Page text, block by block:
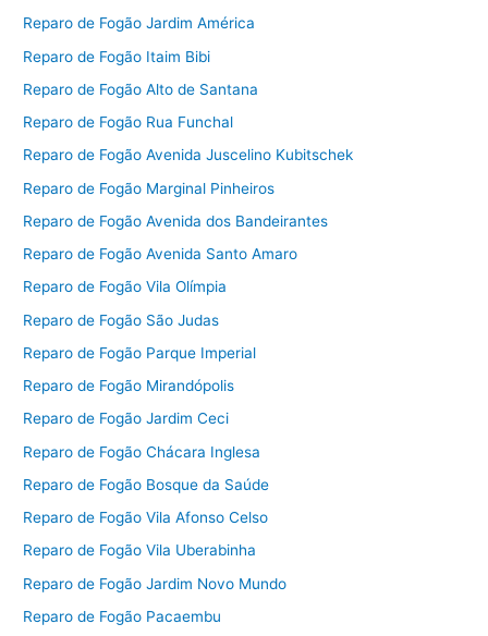
Reparo de Fogão Jardim América
Reparo de Fogão Itaim Bibi
Reparo de Fogão Alto de Santana
Reparo de Fogão Rua Funchal
Reparo de Fogão Avenida Juscelino Kubitschek
Reparo de Fogão Marginal Pinheiros
Reparo de Fogão Avenida dos Bandeirantes
Reparo de Fogão Avenida Santo Amaro
Reparo de Fogão Vila Olímpia
Reparo de Fogão São Judas
Reparo de Fogão Parque Imperial
Reparo de Fogão Mirandópolis
Reparo de Fogão Jardim Ceci
Reparo de Fogão Chácara Inglesa
Reparo de Fogão Bosque da Saúde
Reparo de Fogão Vila Afonso Celso
Reparo de Fogão Vila Uberabinha
Reparo de Fogão Jardim Novo Mundo
Reparo de Fogão Pacaembu